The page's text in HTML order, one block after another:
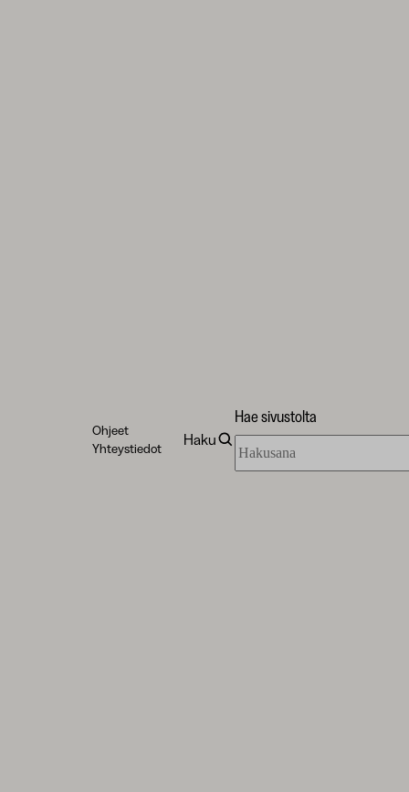
Ohjeet
Yhteystiedot
Haku
Hae sivustolta
sivustolta